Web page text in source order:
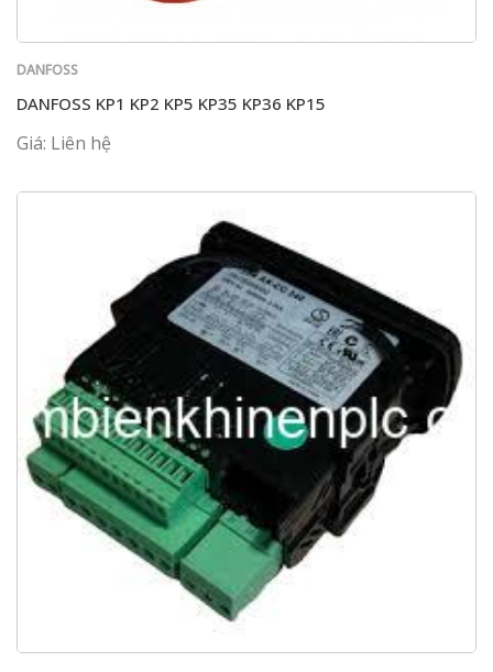
DANFOSS
DANFOSS KP1 KP2 KP5 KP35 KP36 KP15
Giá: Liên hệ